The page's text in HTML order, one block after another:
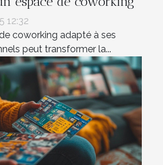
12:32
coworking adapté à ses
peut transformer la...